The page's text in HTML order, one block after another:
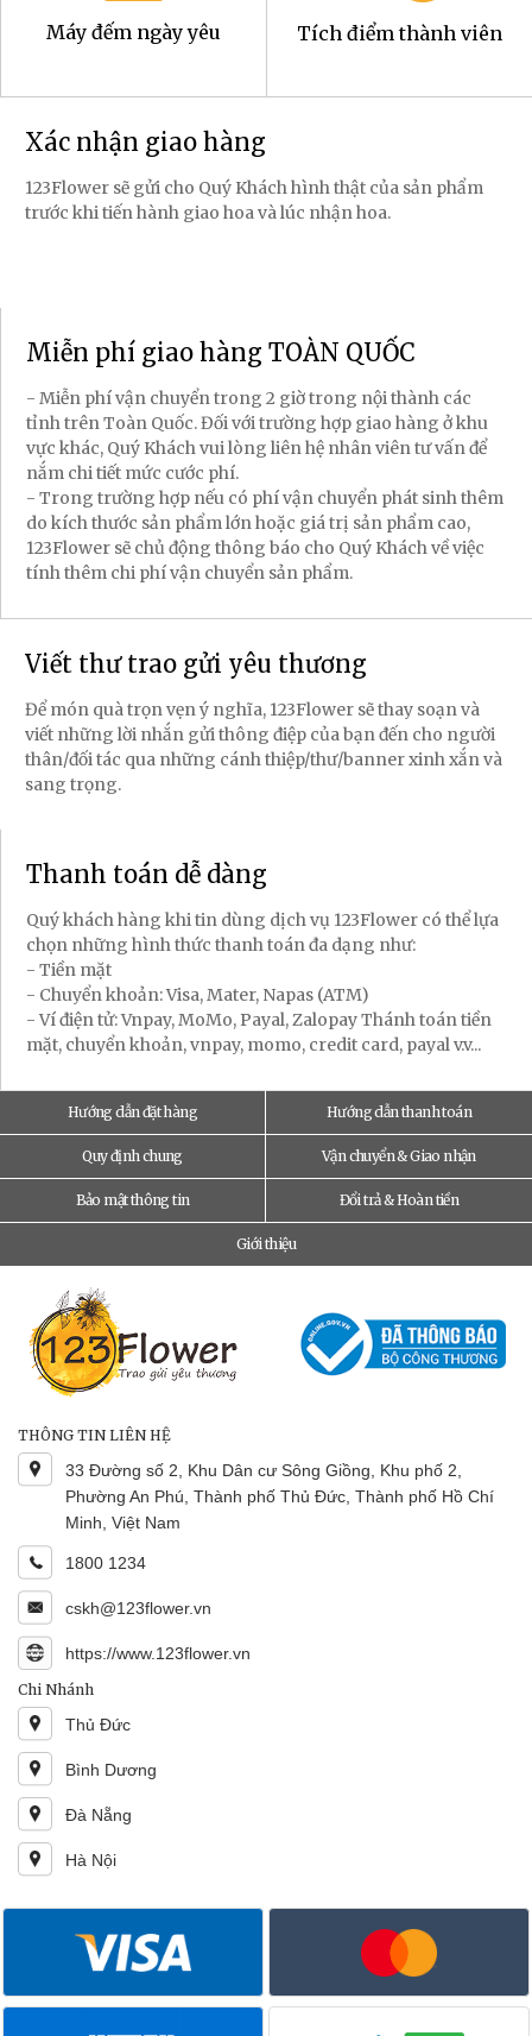
Máy đếm ngày yêu Tích điểm thành viên
Xác nhận giao hàng
123Flower sẽ gửi cho Quý Khách hình thật của sản phẩm
trước khi tiến hành giao hoa và lúc nhận hoa.
Miễn phí giao hàng TOÀN QUỐC
- Miễn phí vận chuyển trong 2 giờ trong nội thành các
tỉnh trên Toàn Quốc. Đối với trường hợp giao hàng ở khu
vực khác, Quý Khách vui lòng liên hệ nhân viên tư vấn để
nắm chi tiết mức cước phí.
- Trong trường hợp nếu có phí vận chuyển phát sinh thêm
do kích thước sản phẩm lớn hoặc giá trị sản phẩm cao,
123Flower sẽ chủ động thông báo cho Quý Khách về việc
tính thêm chi phí vận chuyển sản phẩm.
Viết thư trao gửi yêu thương
Để món quà trọn vẹn ý nghĩa, 123Flower sẽ thay soạn và
viết những lời nhắn gửi thông điệp của bạn đến cho người
thân/đối tác qua những cánh thiệp/thư/banner xinh xắn và
sang trọng.
Thanh toán dễ dàng
Quý khách hàng khi tin dùng dịch vụ 123Flower có thể lựa
chọn những hình thức thanh toán đa dạng như:
- Tiền mặt
- Chuyển khoản: Visa, Mater, Napas (ATM)
- Ví điện tử: Vnpay, MoMo, Payal, Zalopay Thánh toán tiền
mặt, chuyển khoản, vnpay, momo, credit card, payal v.v...
Hướng dẫn đặt hàng Hướng dẫn thanh toán
Quy định chung Vận chuyển & Giao nhận
Bảo mật thông tin Đổi trả & Hoàn tiền
Giới thiệu
THÔNG TIN LIÊN HỆ
33 Đường số 2, Khu Dân cư Sông Giồng, Khu phố 2,
Phường An Phú, Thành phố Thủ Đức, Thành phố Hồ Chí
Minh, Việt Nam
1800 1234
cskh@123flower.vn
https://www.123flower.vn
Chi Nhánh
Thủ Đức
Bình Dương
Đà Nẵng
Hà Nội